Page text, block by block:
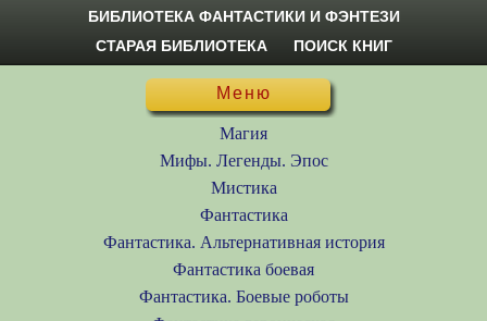
БИБЛИОТЕКА ФАНТАСТИКИ И ФЭНТЕЗИ
СТАРАЯ БИБЛИОТЕКА
ПОИСК КНИГ
Меню
Магия
Мифы. Легенды. Эпос
Мистика
Фантастика
Фантастика. Альтернативная история
Фантастика боевая
Фантастика. Боевые роботы